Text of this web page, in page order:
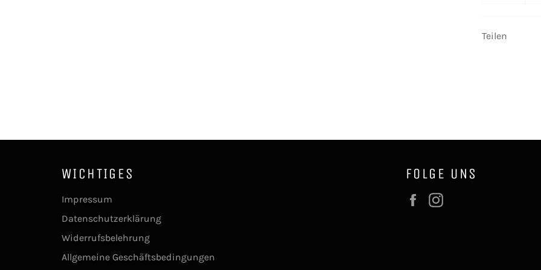
Teilen
WICHTIGES
Impressum
Datenschutzerklärung
Widerrufsbelehrung
Allgemeine Geschäftsbedingungen
FOLGE UNS
Facebook